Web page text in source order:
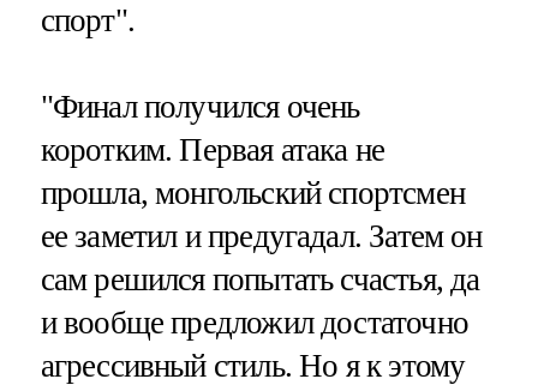
спорт".
"Финал получился очень
коротким. Первая атака не
прошла, монгольский спортсмен
ее заметил и предугадал. Затем он
сам решился попытать счастья, да
и вообще предложил достаточно
агрессивный стиль. Но я к этому